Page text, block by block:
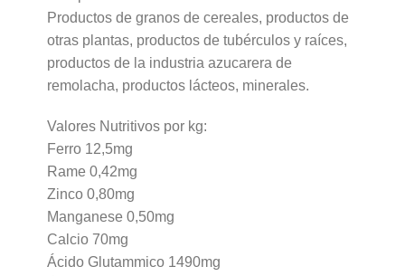
Productos de granos de cereales, productos de
otras plantas, productos de tubérculos y raíces,
productos de la industria azucarera de
remolacha, productos lácteos, minerales.
Valores Nutritivos por kg:
Ferro 12,5mg
Rame 0,42mg
Zinco 0,80mg
Manganese 0,50mg
Calcio 70mg
Ácido Glutammico 1490mg